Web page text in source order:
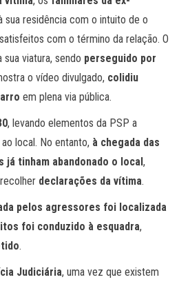
sua residência com o intuito de o
com o término da relação. O
viatura, sendo perseguido por
o vídeo divulgado, colidiu
em plena via pública.
, levando elementos da PSP a
local. No entanto, à chegada das
tinham abandonado o local,
declarações da vítima.
pelos agressores foi localizada
foi conduzido à esquadra,
.
Judiciária, uma vez que existem